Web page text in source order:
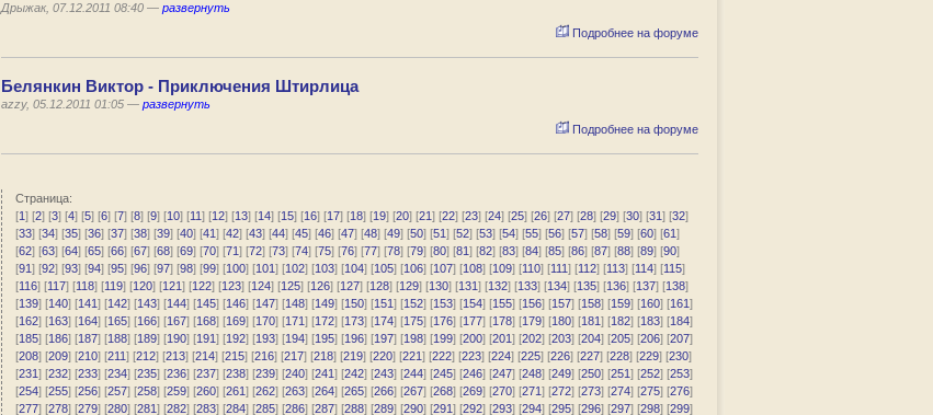
Дрыжак, 07.12.2011 08:40 — развернуть
Подробнее на форуме
Белянкин Виктор - Приключения Штирлица
azzy, 05.12.2011 01:05 — развернуть
Подробнее на форуме
Страница:
[1] [2] [3] [4] [5] [6] [7] [8] [9] [10] [11] [12] [13] [14] [15] [16] [17] [18] [19] [20] [21] [22] [23] [24] [25] [26] [27] [28] [29] [30] [31] [32]
[33] [34] [35] [36] [37] [38] [39] [40] [41] [42] [43] [44] [45] [46] [47] [48] [49] [50] [51] [52] [53] [54] [55] [56] [57] [58] [59] [60] [61]
[62] [63] [64] [65] [66] [67] [68] [69] [70] [71] [72] [73] [74] [75] [76] [77] [78] [79] [80] [81] [82] [83] [84] [85] [86] [87] [88] [89] [90]
[91] [92] [93] [94] [95] [96] [97] [98] [99] [100] [101] [102] [103] [104] [105] [106] [107] [108] [109] [110] [111] [112] [113] [114] [115]
[116] [117] [118] [119] [120] [121] [122] [123] [124] [125] [126] [127] [128] [129] [130] [131] [132] [133] [134] [135] [136] [137] [138]
[139] [140] [141] [142] [143] [144] [145] [146] [147] [148] [149] [150] [151] [152] [153] [154] [155] [156] [157] [158] [159] [160] [161]
[162] [163] [164] [165] [166] [167] [168] [169] [170] [171] [172] [173] [174] [175] [176] [177] [178] [179] [180] [181] [182] [183] [184]
[185] [186] [187] [188] [189] [190] [191] [192] [193] [194] [195] [196] [197] [198] [199] [200] [201] [202] [203] [204] [205] [206] [207]
[208] [209] [210] [211] [212] [213] [214] [215] [216] [217] [218] [219] [220] [221] [222] [223] [224] [225] [226] [227] [228] [229] [230]
[231] [232] [233] [234] [235] [236] [237] [238] [239] [240] [241] [242] [243] [244] [245] [246] [247] [248] [249] [250] [251] [252] [253]
[254] [255] [256] [257] [258] [259] [260] [261] [262] [263] [264] [265] [266] [267] [268] [269] [270] [271] [272] [273] [274] [275] [276]
[277] [278] [279] [280] [281] [282] [283] [284] [285] [286] [287] [288] [289] [290] [291] [292] [293] [294] [295] [296] [297] [298] [299]